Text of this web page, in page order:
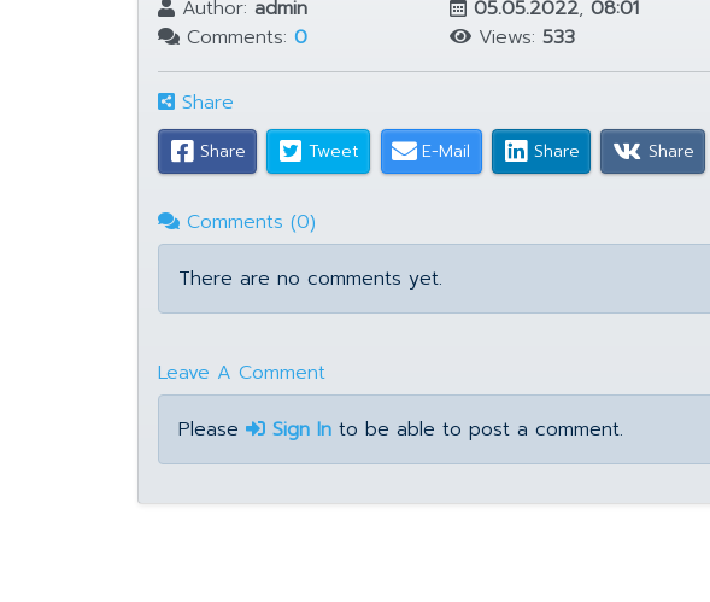
Author: admin 05.05.2022, 08:01
Comments: 0 Views: 533
Share
Share Tweet E-Mail Share Share
Comments (0)
There are no comments yet.
Leave A Comment
Please
Sign In to be able to post a comment.